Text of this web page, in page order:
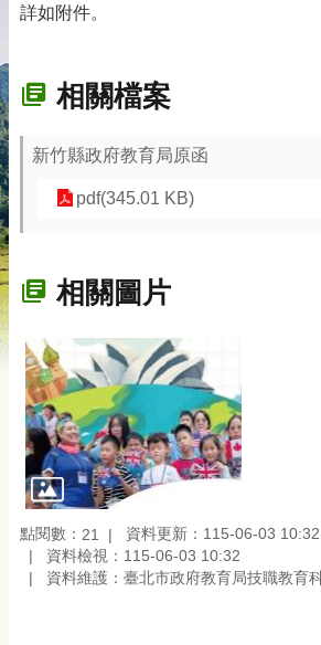
詳如附件。
相關檔案
新竹縣政府教育局原函
pdf(345.01 KB)
相關圖片
點閱數： 21
資料更新：115-06-03 10:32
資料檢視：115-06-03 10:32
資料維護：臺北市政府教育局技職教育